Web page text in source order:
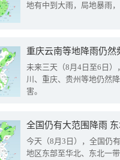
地有中到大雨，局地暴雨
重庆云南等地降雨仍然
未来三天（8月4日至6日
川、重庆、贵州等地仍然
害。
全国仍有大范围降雨
今天（8月3日），全国仍
地区东部至华北、东北一